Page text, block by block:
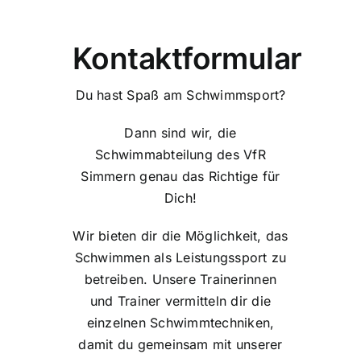
Kontaktformular
Du hast Spaß am Schwimmsport?
Dann sind wir, die
Schwimmabteilung des VfR
Simmern genau das Richtige für
Dich!
Wir bieten dir die Möglichkeit, das
Schwimmen als Leistungssport zu
betreiben. Unsere Trainerinnen
und Trainer vermitteln dir die
einzelnen Schwimmtechniken,
damit du gemeinsam mit unserer